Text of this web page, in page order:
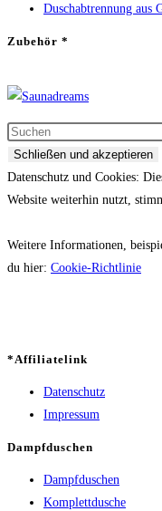
Duschabtrennung aus
Zubehör *
Datenschutz und Cookies:
Website weiterhin nutzt,
Weitere Informationen,
du hier: Cookie-Richtlinie
*Affiliatelink
Datenschutz
Impressum
Dampfduschen
Dampfduschen
Komplettdusche